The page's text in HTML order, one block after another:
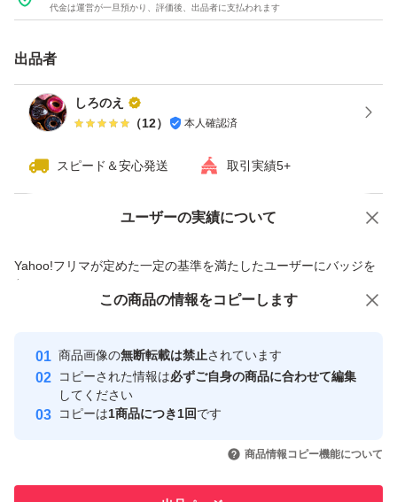
代金は運営が一旦預かり、評価後、出品者に支払われます
出品者
しろのえ
（12） 本人確認済
スピード＆安心発送 取引実績5+
ユーザーの実績について
Yahoo!フリマが定めた一定の基準を満たしたユーザーにバッジを
付与しています
安心取引出品者
心・安全なユーザーです
取引実績
引を完了させた実績があります
価格の相談 商品への質問
この商品の情報をコピーします
商品画像の無断転載は禁止されています
コピーされた情報は必ずご自身の商品に合わせて編集
してください
コピーは1商品につき1回です
商品情報コピー機能について
この商品をみている人にオススメ